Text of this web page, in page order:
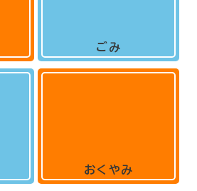
ごみ
おくやみ